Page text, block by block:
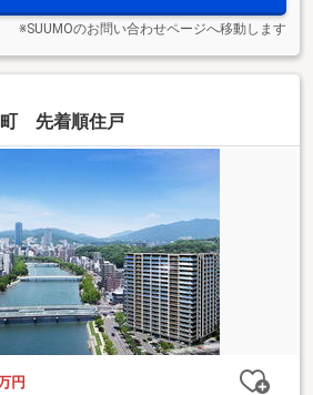
※SUUMOのお問い合わせページへ移動します
町 先着順住戸
円